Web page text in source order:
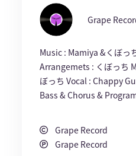
Grape
Music : Mamiya &くぼっ
Arrangemets : くぼっち
ぼっち Vocal : Chappy
Bass & Chorus &
Grape Record
Grape Record